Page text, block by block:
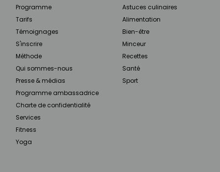
Programme
Tarifs
Témoignages
S'inscrire
Méthode
Qui sommes-nous
Presse & médias
Programme ambassadrice
Charte de confidentialité
Services
Fitness
Yoga
Astuces culinaires
Alimentation
Bien-être
Minceur
Recettes
Santé
Sport